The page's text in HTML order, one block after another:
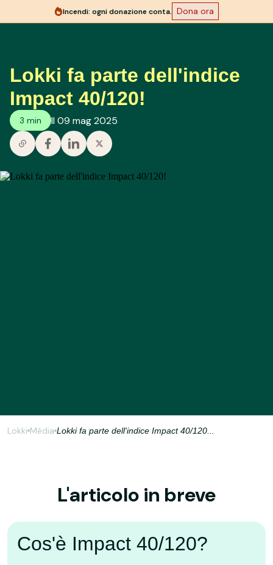
Incendi: ogni donazione conta. Dona ora
Lokki fa parte dell'indice
Impact 40/120!
3 min Il 09 mag 2025
Lokki Média Lokki fa parte dell'indice Impact 40/120...
L'articolo in breve
Cos'è Impact 40/120?